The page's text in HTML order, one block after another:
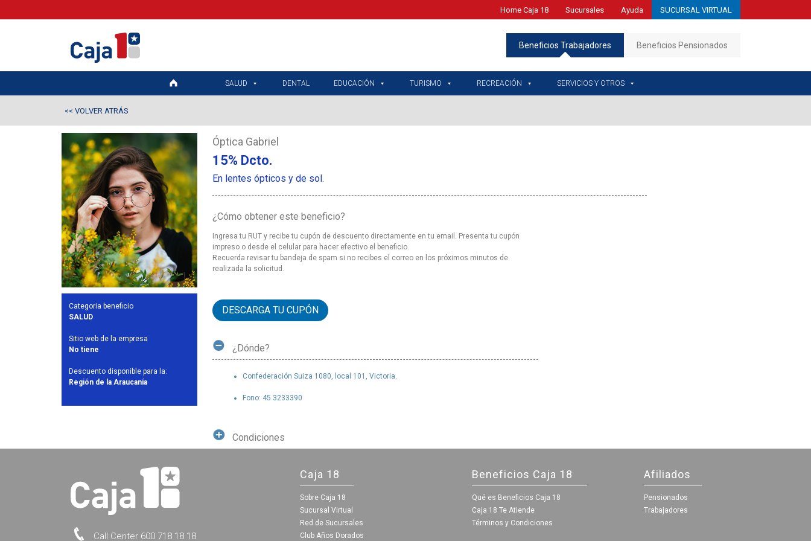
Home Caja 18 Sucursales Ayuda SUCURSAL VIRTUAL
Beneficios Trabajadores Beneficios Pensionados
SALUD DENTAL EDUCACIÓN TURISMO RECREACIÓN SERVICIOS Y OTROS
<< VOLVER ATRÁS
Categoria beneficio
SALUD
Sitio web de la empresa
No tiene
Descuento disponible para la:
Región de la Araucanía
Óptica Gabriel
15% Dcto.
En lentes ópticos y de sol.
¿Cómo obtener este beneficio?
Ingresa tu RUT y recibe tu cupón de descuento directamente en tu email. Presenta tu cupón
impreso o desde el celular para hacer efectivo el beneficio.
Recuerda revisar tu bandeja de spam si no recibes el correo en los próximos minutos de
realizada la solicitud.
DESCARGA TU CUPÓN
¿Dónde?
Confederación Suiza 1080, local 101, Victoria.
Fono: 45 3233390
Condiciones
Call Center 600 718 18 18
Caja 18
Sobre Caja 18
Sucursal Virtual
Red de Sucursales
Club Años Dorados
Beneficios Caja 18
Qué es Beneficios Caja 18
Caja 18 Te Atiende
Términos y Condiciones
Afiliados
Pensionados
Trabajadores